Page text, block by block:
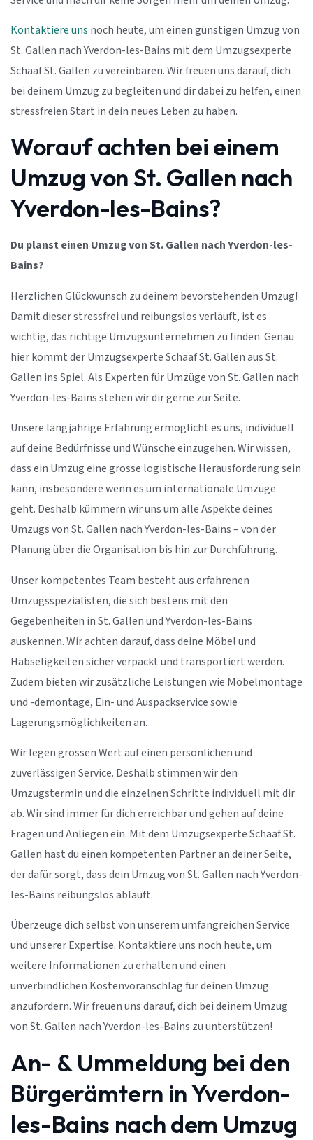
Kontaktiere uns noch heute, um einen günstigen Umzug von
St. Gallen nach Yverdon-les-Bains mit dem Umzugsexperte
Schaaf St. Gallen zu vereinbaren. Wir freuen uns darauf, dich
bei deinem Umzug zu begleiten und dir dabei zu helfen, einen
stressfreien Start in dein neues Leben zu haben.
Worauf achten bei einem
Umzug von St. Gallen nach
Yverdon-les-Bains?
Du planst einen Umzug von St. Gallen nach Yverdon-les-
Bains?
Herzlichen Glückwunsch zu deinem bevorstehenden Umzug!
Damit dieser stressfrei und reibungslos verläuft, ist es
wichtig, das richtige Umzugsunternehmen zu finden. Genau
hier kommt der Umzugsexperte Schaaf St. Gallen aus St.
Gallen ins Spiel. Als Experten für Umzüge von St. Gallen nach
Yverdon-les-Bains stehen wir dir gerne zur Seite.
Unsere langjährige Erfahrung ermöglicht es uns, individuell
auf deine Bedürfnisse und Wünsche einzugehen. Wir wissen,
dass ein Umzug eine grosse logistische Herausforderung sein
kann, insbesondere wenn es um internationale Umzüge
geht. Deshalb kümmern wir uns um alle Aspekte deines
Umzugs von St. Gallen nach Yverdon-les-Bains – von der
Planung über die Organisation bis hin zur Durchführung.
Unser kompetentes Team besteht aus erfahrenen
Umzugsspezialisten, die sich bestens mit den
Gegebenheiten in St. Gallen und Yverdon-les-Bains
auskennen. Wir achten darauf, dass deine Möbel und
Habseligkeiten sicher verpackt und transportiert werden.
Zudem bieten wir zusätzliche Leistungen wie Möbelmontage
und -demontage, Ein- und Auspackservice sowie
Lagerungsmöglichkeiten an.
Wir legen grossen Wert auf einen persönlichen und
zuverlässigen Service. Deshalb stimmen wir den
Umzugstermin und die einzelnen Schritte individuell mit dir
ab. Wir sind immer für dich erreichbar und gehen auf deine
Fragen und Anliegen ein. Mit dem Umzugsexperte Schaaf St.
Gallen hast du einen kompetenten Partner an deiner Seite,
der dafür sorgt, dass dein Umzug von St. Gallen nach Yverdon-
les-Bains reibungslos abläuft.
Überzeuge dich selbst von unserem umfangreichen Service
und unserer Expertise. Kontaktiere uns noch heute, um
weitere Informationen zu erhalten und einen
unverbindlichen Kostenvoranschlag für deinen Umzug
anzufordern. Wir freuen uns darauf, dich bei deinem Umzug
von St. Gallen nach Yverdon-les-Bains zu unterstützen!
An- & Ummeldung bei den
Bürgerämtern in Yverdon-
les-Bains nach dem Umzug